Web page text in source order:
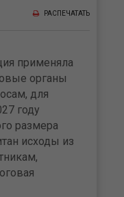
РАСПЕЧАТАТЬ
применяла
органы
для
году
размера
исходы из